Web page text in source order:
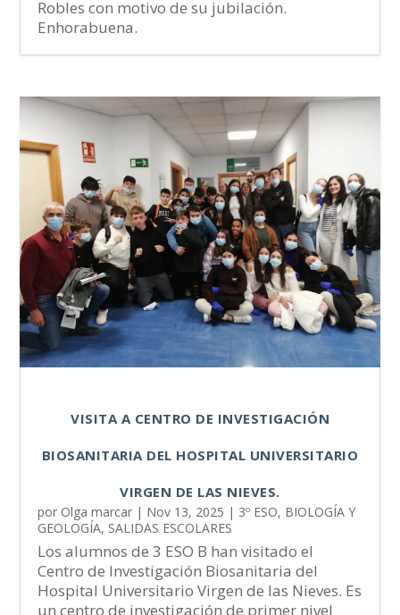
Robles con motivo de su jubilación.
Enhorabuena.
VISITA A CENTRO DE INVESTIGACIÓN
BIOSANITARIA DEL HOSPITAL UNIVERSITARIO
VIRGEN DE LAS NIEVES.
por Olga marcar | Nov 13, 2025 | 3º ESO, BIOLOGÍA Y
GEOLOGÍA, SALIDAS ESCOLARES
Los alumnos de 3 ESO B han visitado el
Centro de Investigación Biosanitaria del
Hospital Universitario Virgen de las Nieves. Es
un centro de investigación de primer nivel